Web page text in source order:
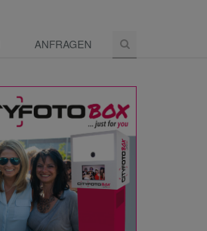
ANFRAGEN